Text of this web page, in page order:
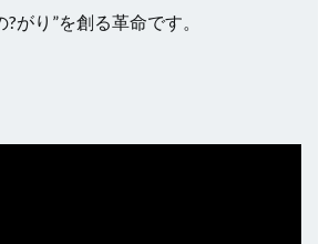
がり”を創る革命です。